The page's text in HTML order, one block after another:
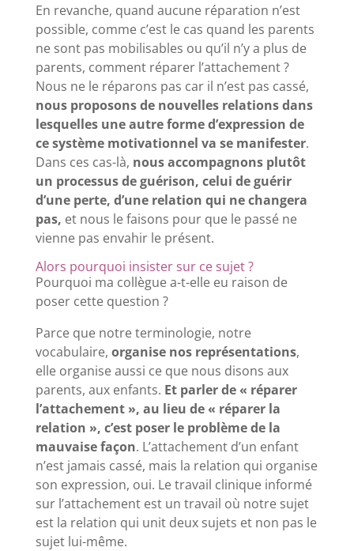
En revanche, quand aucune réparation n’est
possible, comme c’est le cas quand les parents
ne sont pas mobilisables ou qu’il n’y a plus de
parents, comment réparer l’attachement ?
Nous ne le réparons pas car il n’est pas cassé,
nous proposons de nouvelles relations dans
lesquelles une autre forme d’expression de
ce système motivationnel va se manifester.
Dans ces cas-là, nous accompagnons plutôt
un processus de guérison, celui de guérir
d’une perte, d’une relation qui ne changera
pas, et nous le faisons pour que le passé ne
vienne pas envahir le présent.
Alors pourquoi insister sur ce sujet ?
Pourquoi ma collègue a-t-elle eu raison de
poser cette question ?
Parce que notre terminologie, notre
vocabulaire, organise nos représentations,
elle organise aussi ce que nous disons aux
parents, aux enfants. Et parler de « réparer
l’attachement », au lieu de « réparer la
relation », c’est poser le problème de la
mauvaise façon. L’attachement d’un enfant
n’est jamais cassé, mais la relation qui organise
son expression, oui. Le travail clinique informé
sur l’attachement est un travail où notre sujet
est la relation qui unit deux sujets et non pas le
sujet lui-même.